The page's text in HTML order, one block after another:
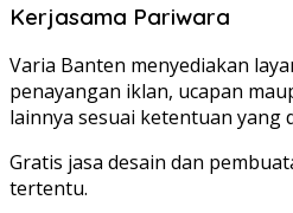
Kerjasama Pariwara
Varia Banten menyediakan
penayangan iklan, ucapan
lainnya sesuai ketentuan yang
Gratis jasa desain dan
tertentu.